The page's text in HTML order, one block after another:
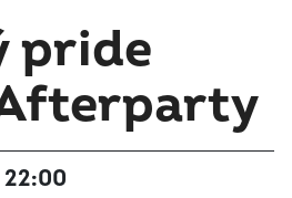
pride
22:00